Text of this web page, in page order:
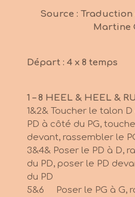
Source :
Martine
Départ : 4 x 8 temps
1 – 8 HEEL & HEEL &
1&2& Toucher le talon
PD à côté du PG,
devant, rassembler le
3&4& Poser le PD à D,
du PD, poser le PD
du PD
5&6 Poser le PG à G,